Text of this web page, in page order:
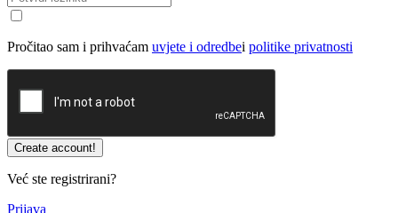
Pročitao sam i prihvaćam uvjete i odredbei politike privatnosti
Već ste registrirani?
Prijava